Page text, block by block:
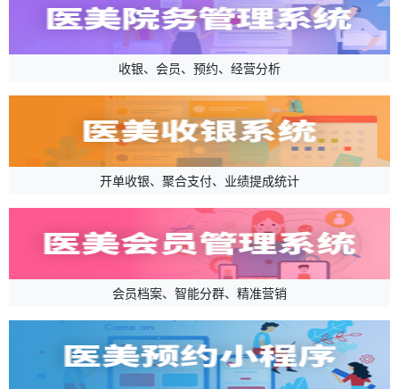
收银、会员、预约、经营分析
开单收银、聚合支付、业绩提成统计
会员档案、智能分群、精准营销